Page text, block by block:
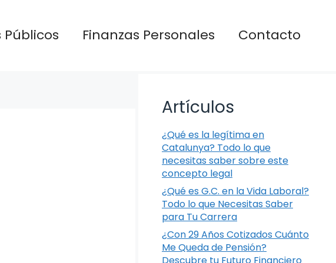
Públicos Finanzas Personales Contacto
Artículos
¿Qué es la legítima en
Catalunya? Todo lo que
necesitas saber sobre este
concepto legal
¿Qué es G.C. en la Vida Laboral?
Todo lo que Necesitas Saber
para Tu Carrera
¿Con 29 Años Cotizados Cuánto
Me Queda de Pensión?